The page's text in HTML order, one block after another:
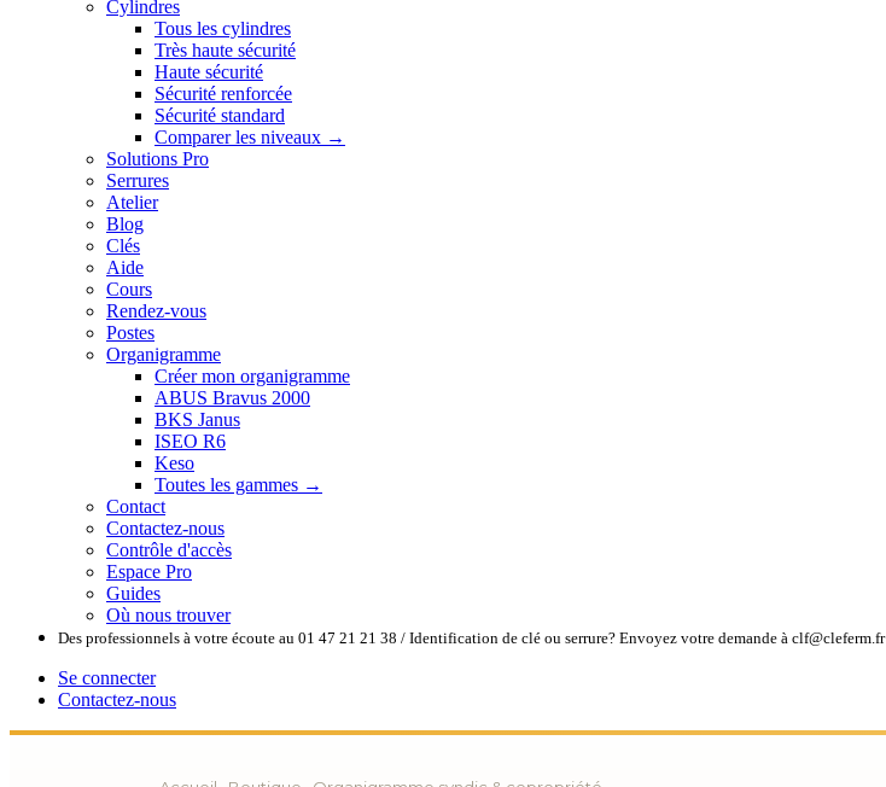
Cylindres
Tous les cylindres
Très haute sécurité
Haute sécurité
Sécurité renforcée
Sécurité standard
Comparer les niveaux →
Solutions Pro
Serrures
Atelier
Blog
Clés
Aide
Cours
Rendez-vous
Postes
Organigramme
Créer mon organigramme
ABUS Bravus 2000
BKS Janus
ISEO R6
Keso
Toutes les gammes →
Contact
Contactez-nous
Contrôle d'accès
Espace Pro
Guides
Où nous trouver
Des professionnels à votre écoute au 01 47 21 21 38 / Identification de clé ou serrure? Envoyez votre demande à clf@cleferm.fr
Se connecter
Contactez-nous